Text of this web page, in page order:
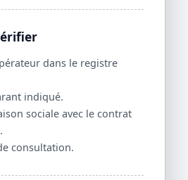
dans le registre
indiqué.
sociale avec le contrat
consultation.